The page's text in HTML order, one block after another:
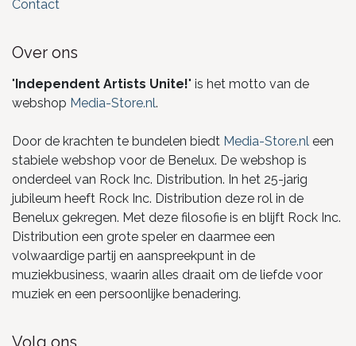
Contact
Over ons
"Independent Artists Unite!" is het motto van de
webshop Media-Store.nl.
Door de krachten te bundelen biedt Media-Store.nl een
stabiele webshop voor de Benelux. De webshop is
onderdeel van Rock Inc. Distribution. In het 25-jarig
jubileum heeft Rock Inc. Distribution deze rol in de
Benelux gekregen. Met deze filosofie is en blijft Rock Inc.
Distribution een grote speler en daarmee een
volwaardige partij en aanspreekpunt in de
muziekbusiness, waarin alles draait om de liefde voor
muziek en een persoonlijke benadering.
Volg ons